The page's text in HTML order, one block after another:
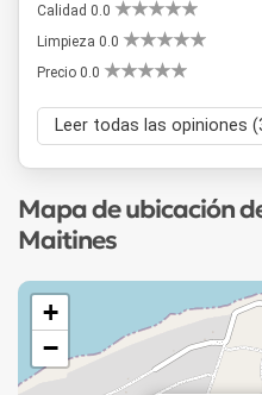
Calidad 0.0
Limpieza 0.0
Precio 0.0
Leer todas las opiniones
Mapa de ubicación
Maitines
+
−